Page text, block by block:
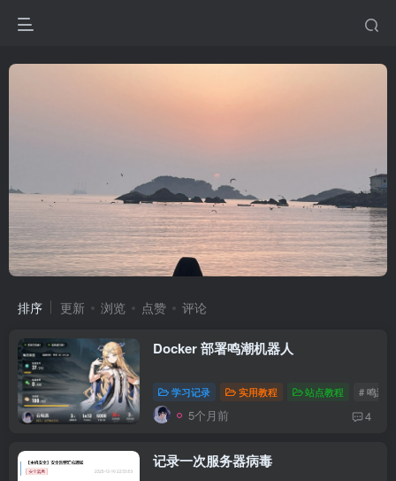
排序 更新 浏览 点赞 评论
Docker 部署鸣潮机器人
学习记录 实用教程 站点教程 # 鸣潮
5个月前 4
记录一次服务器病毒